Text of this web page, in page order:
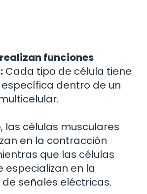
funciones
Cada tipo de célula tiene
dentro de un
las células musculares
en la contracción
que las células
especializan en la
señales eléctricas.